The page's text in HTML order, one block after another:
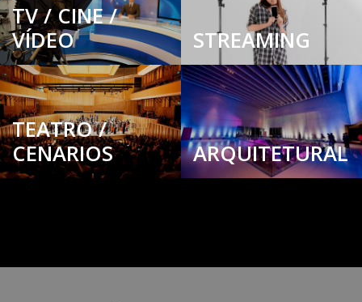
TV / CINE /
VÍDEO
STREAMING
TEATRO /
CENARIOS
ARQUITETURAL